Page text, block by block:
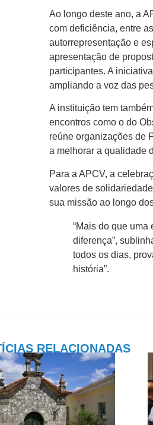
Ao longo deste ano, a
com deficiência, entre
autorrepresentação e
apresentação de
participantes. A
ampliando a voz das
A instituição tem
encontros como o do
reúne organizações de
a melhorar a qualidade
Para a APCV, a
valores de
sua missão ao longo
“Mais do que
diferença”,
todos os dias,
história”.
RELACIONADAS